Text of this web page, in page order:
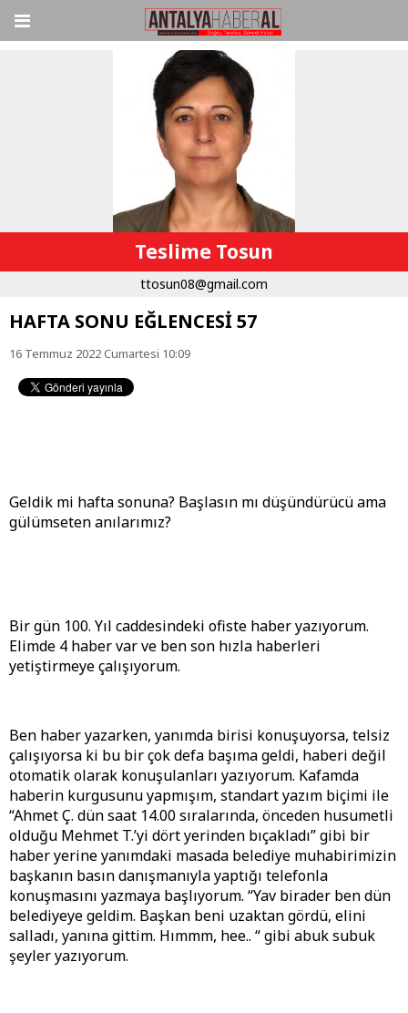
Teslime Tosun
ttosun08@gmail.com
HAFTA SONU EĞLENCESİ 57
16 Temmuz 2022 Cumartesi 10:09
Geldik mi hafta sonuna? Başlasın mı düşündürücü ama
gülümseten anılarımız?
Bir gün 100. Yıl caddesindeki ofiste haber yazıyorum.
Elimde 4 haber var ve ben son hızla haberleri
yetiştirmeye çalışıyorum.
Ben haber yazarken, yanımda birisi konuşuyorsa, telsiz
çalışıyorsa ki bu bir çok defa başıma geldi, haberi değil
otomatik olarak konuşulanları yazıyorum. Kafamda
haberin kurgusunu yapmışım, standart yazım biçimi ile
“Ahmet Ç. dün saat 14.00 sıralarında, önceden husumetli
olduğu Mehmet T.’yi dört yerinden bıçakladı” gibi bir
haber yerine yanımdaki masada belediye muhabirimizin
başkanın basın danışmanıyla yaptığı telefonla
konuşmasını yazmaya başlıyorum. “Yav birader ben dün
belediyeye geldim. Başkan beni uzaktan gördü, elini
salladı, yanına gittim. Hımmm, hee.. “ gibi abuk subuk
şeyler yazıyorum.